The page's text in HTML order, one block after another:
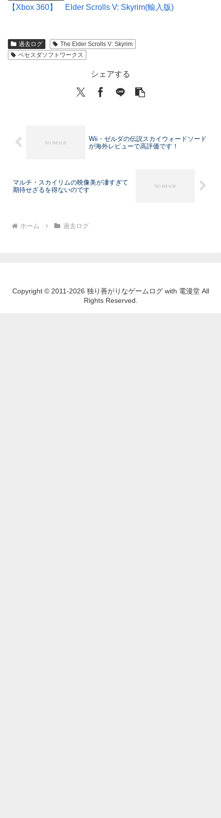
【Xbox 360】 Elder Scrolls V: Skyrim(輸入版)
過去ログ
The Elder Scrolls V: Skyrim
ベセスダソフトワークス
シェアする
Wii・ゼルダの伝説スカイウォードソード
が海外レビューで高評価です！
マルチ・スカイリムの映像美が凄すぎて
期待せざるを得ないのです
ホーム 過去ログ
Copyright © 2011-2026 独り善がりなゲームログ with 電漫堂 All
Rights Reserved.